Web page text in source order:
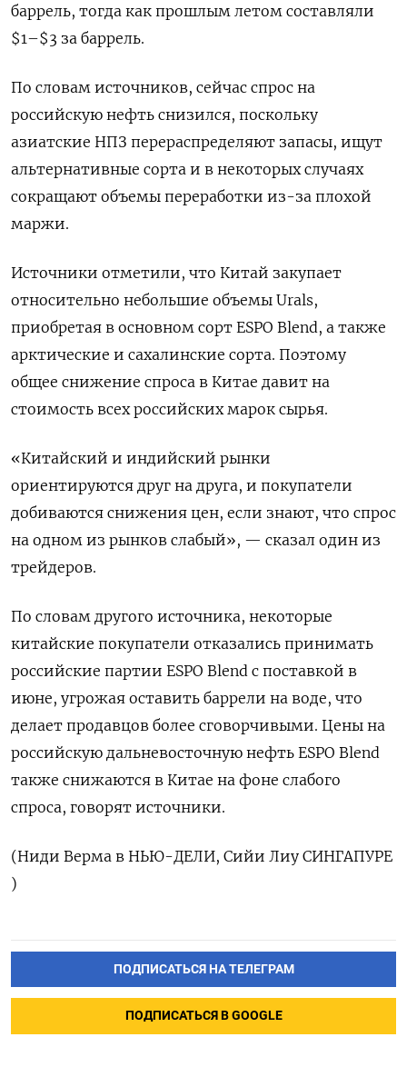
баррель, тогда как ‌прошлым летом составляли
$1–$3 за баррель.
По словам источников, сейчас спрос ​на
российскую нефть снизился, поскольку
азиатские НПЗ перераспределяют запасы, ищут
альтернативные ‌сорта и в некоторых случаях
сокращают объемы переработки из-за плохой
маржи.
Источники отметили, что Китай закупает
относительно небольшие ​объемы Urals, ​
приобретая в основном ‌сорт ESPO Blend, а также
арктические и сахалинские сорта. ​Поэтому
общее снижение спроса в Китае давит на
стоимость всех российских марок сырья.
«Китайский и индийский рынки
ориентируются друг на друга, и покупатели
добиваются снижения цен, если знают, что спрос
на одном из рынков слабый», — сказал один из
трейдеров.
По словам ​другого источника, некоторые
⁠китайские покупатели отказались принимать
российские партии ESPO Blend с поставкой в
июне, угрожая оставить ‌баррели на воде, что
делает продавцов более сговорчивыми. Цены ‌на
российскую дальневосточную нефть ESPO Blend
также снижаются в Китае ​на фоне слабого
спроса, говорят источники.
(Ниди Верма ‌в НЬЮ-ДЕЛИ, Сийи Лиу СИНГАПУРЕ
)
ПОДПИСАТЬСЯ НА ТЕЛЕГРАМ
ПОДПИСАТЬСЯ В GOOGLE